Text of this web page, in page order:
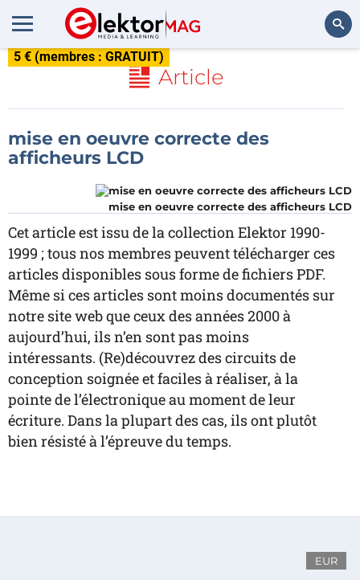
5 € (membres : GRATUIT)
Article
mise en oeuvre correcte des
afficheurs LCD
mise en oeuvre correcte des afficheurs LCD
Cet article est issu de la collection Elektor 1990-
1999 ; tous nos membres peuvent télécharger ces
articles disponibles sous forme de fichiers PDF.
Même si ces articles sont moins documentés sur
notre site web que ceux des années 2000 à
aujourd’hui, ils n’en sont pas moins
intéressants. (Re)découvrez des circuits de
conception soignée et faciles à réaliser, à la
pointe de l’électronique au moment de leur
écriture. Dans la plupart des cas, ils ont plutôt
bien résisté à l’épreuve du temps.
EUR